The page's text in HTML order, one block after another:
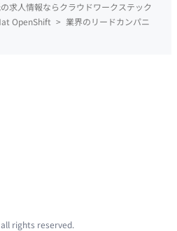
求人情報ならクラウドワークステック
OpenShift > 業界のリードカンパニ
rights reserved.